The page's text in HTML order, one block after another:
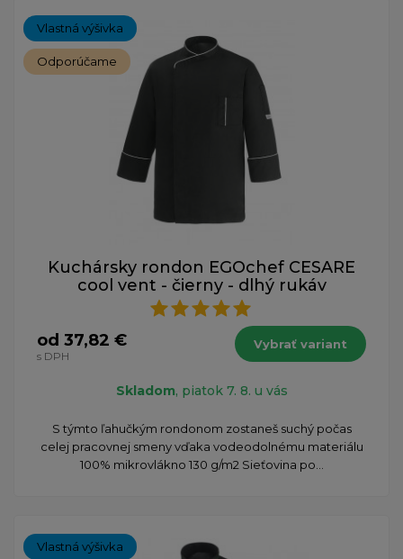
Vlastná výšivka
Odporúčame
Kuchársky rondon EGOchef CESARE
cool vent - čierny - dlhý rukáv
od 37,82 €
s DPH
Vybrať variant
Skladom, piatok 7. 8. u vás
S týmto ľahučkým rondonom zostaneš suchý počas
celej pracovnej smeny vďaka vodeodolnému materiálu
100% mikrovlákno 130 g/m2 Sieťovina po...
Vlastná výšivka